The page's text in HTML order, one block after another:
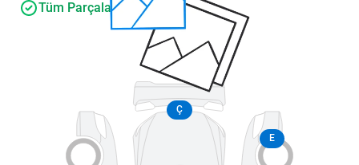
Tüm Parçalar Orijinal
E
Ç